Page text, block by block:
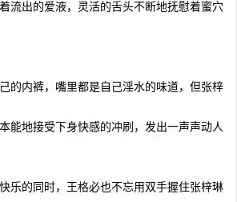
流出的爱液，灵活的舌头不断地抚慰着蜜穴
内裤，嘴里都是自己淫水的味道，但张梓
能地接受下身快感的冲刷，发出一声声动人
的同时，王格必也不忘用双手握住张梓琳